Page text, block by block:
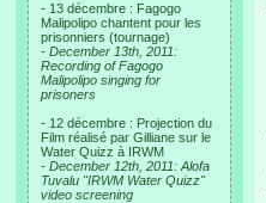
- 13 décembre : Fagogo
Malipolipo chantent pour les
prisonniers (tournage)
- December 13th, 2011:
Recording of Fagogo
Malipolipo singing for
prisoners
- 12 décembre : Projection du
Film réalisé par Gilliane sur le
Water Quizz à IRWM
- December 12th, 2011: Alofa
Tuvalu "IRWM Water Quizz"
video screening